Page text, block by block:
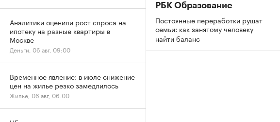
РБК Образование
Постоянные переработки рушат
семьи: как занятому человеку
найти баланс
Аналитики оценили рост спроса на
ипотеку на разные квартиры в
Москве
Деньги, 06 авг, 09:00
Временное явление: в июле снижение
цен на жилье резко замедлилось
Жилье, 06 авг, 06:00